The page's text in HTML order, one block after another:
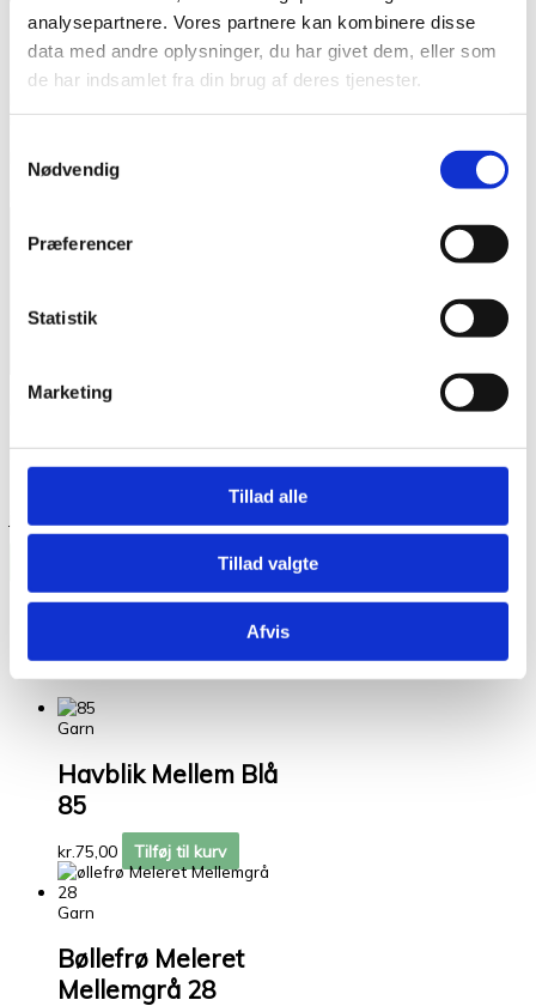
analysepartnere. Vores partnere kan kombinere disse
data med andre oplysninger, du har givet dem, eller som
de har indsamlet fra din brug af deres tjenester.
Nødvendig
Præferencer
Statistik
Marketing
Tillad alle
Tillad valgte
Afvis
Vær den første til at anmelde “Alpaca 2
FARVE 54”
markeret med*
Din bedømmelse
E-mail*
Gem mit navn, mail og websted i denne browser til næste gang
Kunder købte også
Relaterede varer
Garn
Havblik Mellem Blå
85
kr.75,00 Tilføj til kurv
Garn
Bøllefrø Meleret
Mellemgrå 28